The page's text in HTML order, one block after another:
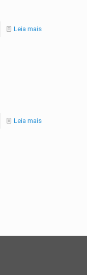
Leia mais
Leia mais